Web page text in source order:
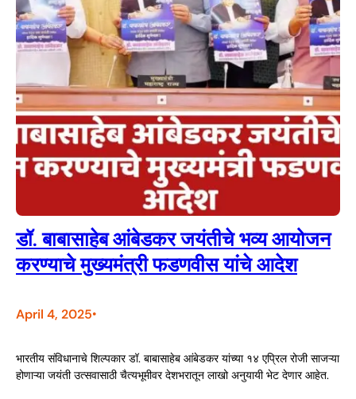
डॉ. बाबासाहेब आंबेडकर जयंतीचे भव्य आयोजन
करण्याचे मुख्यमंत्री फडणवीस यांचे आदेश
April 4, 2025•
भारतीय संविधानाचे शिल्पकार डॉ. बाबासाहेब आंबेडकर यांच्या १४ एप्रिल रोजी साजऱ्या
होणाऱ्या जयंती उत्सवासाठी चैत्यभूमीवर देशभरातून लाखो अनुयायी भेट देणार आहेत.